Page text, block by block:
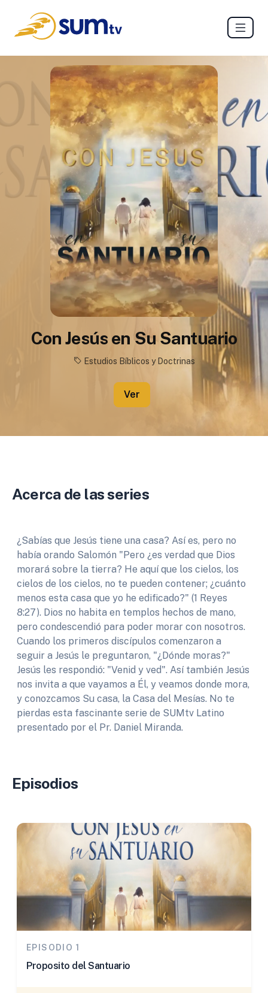
Con Jesús en Su Santuario
Estudios Bíblicos y Doctrinas
Ver
Acerca de las series
¿Sabías que Jesús tiene una casa? Así es, pero no
había orando Salomón "Pero ¿es verdad que Dios
morará sobre la tierra? He aquí que los cielos, los
cielos de los cielos, no te pueden contener; ¿cuánto
menos esta casa que yo he edificado?" (1 Reyes
8:27). Dios no habita en templos hechos de mano,
pero condescendió para poder morar con nosotros.
Cuando los primeros discípulos comenzaron a
seguir a Jesús le preguntaron, "¿Dónde moras?"
Jesús les respondió: "Venid y ved". Así también Jesús
nos invita a que vayamos a Él, y veamos donde mora,
y conozcamos Su casa, la Casa del Mesías. No te
pierdas esta fascinante serie de SUMtv Latino
presentado por el Pr. Daniel Miranda.
Episodios
EPISODIO 1
Proposito del Santuario